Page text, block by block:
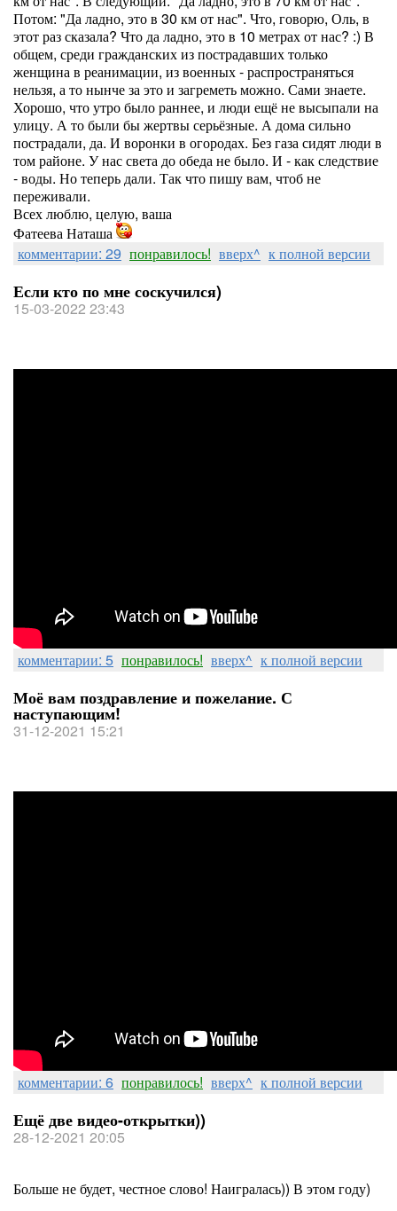
Потом: "Да ладно, это в 30 км от нас". Что, говорю, Оль, в
этот раз сказала? Что да ладно, это в 10 метрах от нас? :) В
общем, среди гражданских из пострадавших только
женщина в реанимации, из военных - распространяться
нельзя, а то нынче за это и загреметь можно. Сами знаете.
Хорошо, что утро было раннее, и люди ещё не высыпали на
улицу. А то были бы жертвы серьёзные. А дома сильно
пострадали, да. И воронки в огородах. Без газа сидят люди в
том районе. У нас света до обеда не было. И - как следствие
- воды. Но теперь дали. Так что пишу вам, чтоб не
переживали.
Всех люблю, целую, ваша
Фатеева Наташа
комментарии: 29 понравилось! вверх^ к полной версии
Если кто по мне соскучился)
15-03-2022 23:43
комментарии: 5 понравилось! вверх^ к полной версии
Моё вам поздравление и пожелание. С
наступающим!
31-12-2021 15:21
комментарии: 6 понравилось! вверх^ к полной версии
Ещё две видео-открытки))
28-12-2021 20:05
Больше не будет, честное слово! Наигралась)) В этом году)